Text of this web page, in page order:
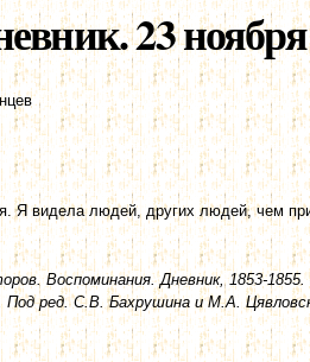
23 ноября
Я видела людей, других людей, чем
Воспоминания. Дневник, 1853-
ред. С.В. Бахрушина и М.А.